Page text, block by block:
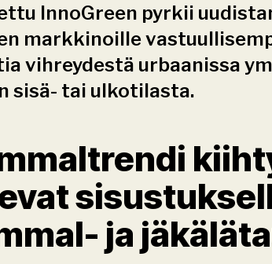
InnoGreen pyrkii
markkinoille
vihreydestä urbaanissa
sisä- tai ulkotilasta.
ja